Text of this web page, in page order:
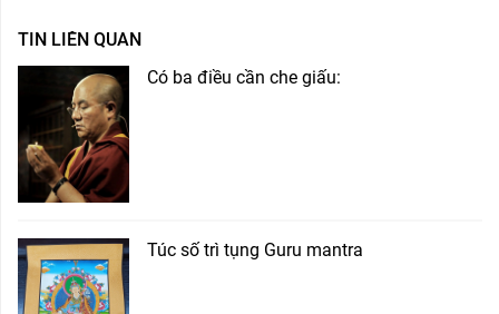
TIN LIÊN QUAN
Có ba điều cần che giấu:
Túc số trì tụng Guru mantra